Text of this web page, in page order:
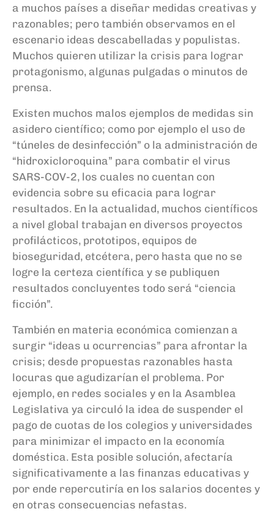
a muchos países a diseñar medidas creativas y
razonables; pero también observamos en el
escenario ideas descabelladas y populistas.
Muchos quieren utilizar la crisis para lograr
protagonismo, algunas pulgadas o minutos de
prensa.
Existen muchos malos ejemplos de medidas sin
asidero científico; como por ejemplo el uso de
“túneles de desinfección” o la administración de
“hidroxicloroquina” para combatir el virus
SARS-COV-2, los cuales no cuentan con
evidencia sobre su eficacia para lograr
resultados. En la actualidad, muchos científicos
a nivel global trabajan en diversos proyectos
profilácticos, prototipos, equipos de
bioseguridad, etcétera, pero hasta que no se
logre la certeza científica y se publiquen
resultados concluyentes todo será “ciencia
ficción”.
También en materia económica comienzan a
surgir “ideas u ocurrencias” para afrontar la
crisis; desde propuestas razonables hasta
locuras que agudizarían el problema. Por
ejemplo, en redes sociales y en la Asamblea
Legislativa ya circuló la idea de suspender el
pago de cuotas de los colegios y universidades
para minimizar el impacto en la economía
doméstica. Esta posible solución, afectaría
significativamente a las finanzas educativas y
por ende repercutiría en los salarios docentes y
en otras consecuencias nefastas.